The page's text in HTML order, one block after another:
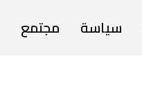
سياسة مجتمع